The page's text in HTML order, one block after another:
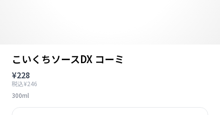
こいくちソースDX コーミ
¥228
税込¥246
300ml